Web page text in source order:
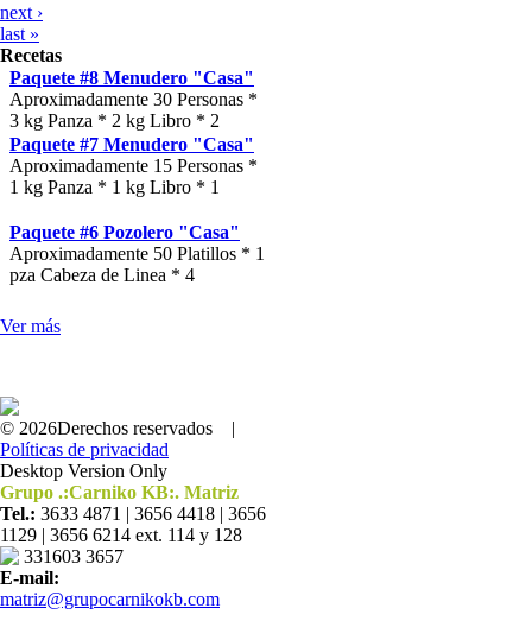
next ›
last »
Recetas
Paquete #8 Menudero "Casa"
Aproximadamente 30 Personas *
3 kg Panza * 2 kg Libro * 2
Paquete #7 Menudero "Casa"
Aproximadamente 15 Personas *
1 kg Panza * 1 kg Libro * 1
Paquete #6 Pozolero "Casa"
Aproximadamente 50 Platillos * 1
pza Cabeza de Linea * 4
Ver más
© 2026Derechos reservados |
Políticas de privacidad
Desktop Version Only
Grupo .:Carniko KB:. Matriz
Tel.: 3633 4871 | 3656 4418 | 3656
1129 | 3656 6214 ext. 114 y 128
331603 3657
E-mail:
matriz@grupocarnikokb.com